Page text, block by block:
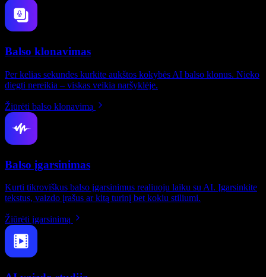
Balso klonavimas
Per kelias sekundes kurkite aukštos kokybės AI balso klonus. Nieko
diegti nereikia – viskas veikia naršyklėje.
Žiūrėti balso klonavimą
Balso įgarsinimas
Kurti tikroviškus balso įgarsinimus realiuoju laiku su AI. Įgarsinkite
tekstus, vaizdo įrašus ar kitą turinį bet kokiu stiliumi.
Žiūrėti įgarsinimą